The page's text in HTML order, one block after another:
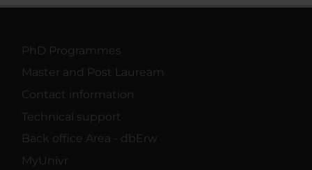
PhD Programmes
Master and Post Lauream
Contact information
Technical support
Back office Area - dbErw
MyUnivr